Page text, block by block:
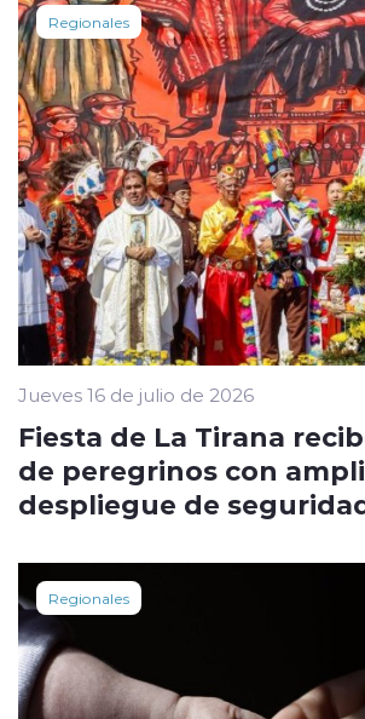
Regionales
Jueves 16 de julio de 2026
Fiesta de La Tirana
de peregrinos con
despliegue de
Regionales